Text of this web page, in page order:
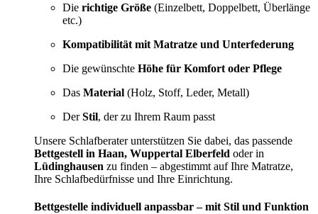
Die richtige Größe (Einzelbett, Doppelbett, Überlänge
etc.)
Kompatibilität mit Matratze und Unterfederung
Die gewünschte Höhe für Komfort oder Pflege
Das Material (Holz, Stoff, Leder, Metall)
DerStil, der zu Ihrem Raum passt
Unsere Schlafberater unterstützen Sie dabei, das passende
Bettgestell in Haan, Wuppertal Elberfeld oder in
Lüdinghausen zu finden – abgestimmt auf Ihre Matratze,
Ihre Schlafbedürfnisse und Ihre Einrichtung.
Bettgestelle individuell anpassbar – mit Stil und Funktion